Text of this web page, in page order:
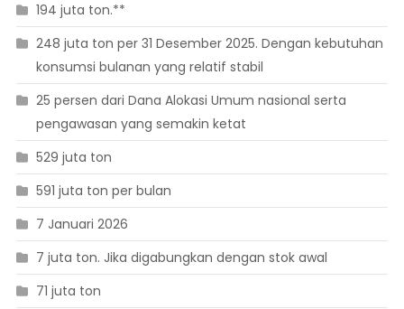
194 juta ton.**
248 juta ton per 31 Desember 2025. Dengan kebutuhan
konsumsi bulanan yang relatif stabil
25 persen dari Dana Alokasi Umum nasional serta
pengawasan yang semakin ketat
529 juta ton
591 juta ton per bulan
7 Januari 2026
7 juta ton. Jika digabungkan dengan stok awal
71 juta ton